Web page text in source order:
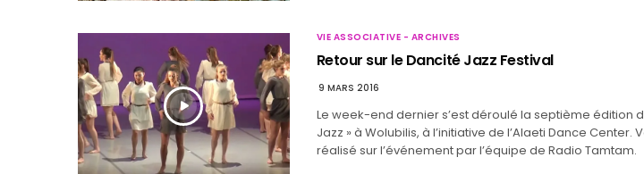
VIE ASSOCIATIVE - ARCHIVES
Retour sur le Dancité Jazz Festival
9 MARS 2016
Le week-end dernier s’est déroulé la septième édition
Jazz » à Wolubilis, à l’initiative de l’Alaeti Dance Center.
réalisé sur l’événement par l’équipe de Radio Tamtam.